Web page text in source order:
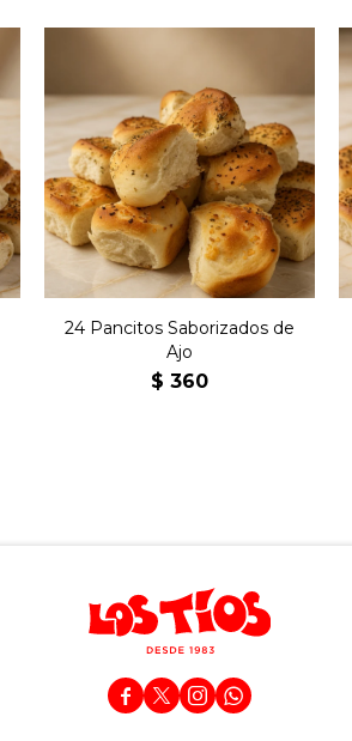
24 pancitos saborizados
de ajo.
24 Pancitos Saborizados de
Ajo
$ 360
   